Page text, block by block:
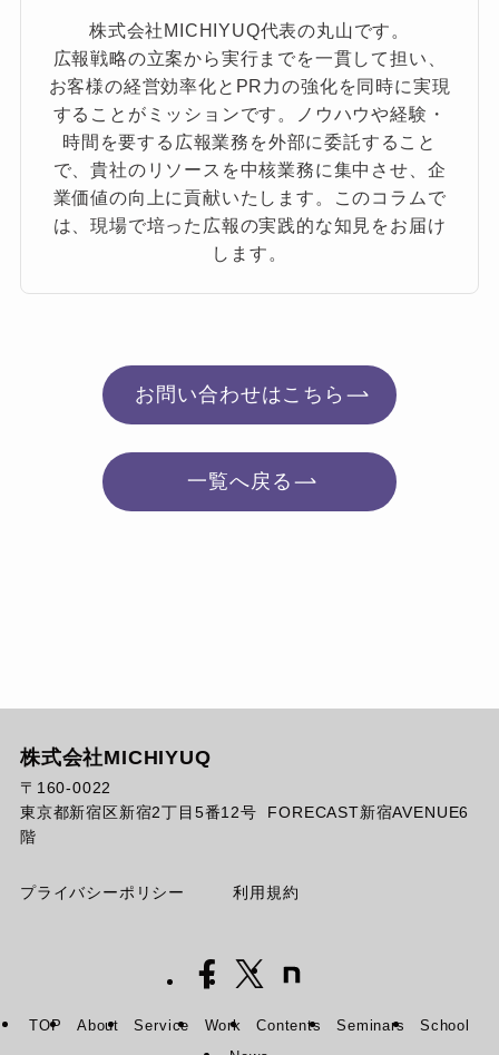
株式会社MICHIYUQ代表の丸山です。
広報戦略の立案から実行までを一貫して担い、
お客様の経営効率化とPR力の強化を同時に実現
することがミッションです。ノウハウや経験・
時間を要する広報業務を外部に委託すること
で、貴社のリソースを中核業務に集中させ、企
業価値の向上に貢献いたします。このコラムで
は、現場で培った広報の実践的な知見をお届け
します。
お問い合わせはこちら
一覧へ戻る
株式会社MICHIYUQ
〒160-0022
東京都新宿区新宿2丁目5番12号 FORECAST新宿AVENUE6
階
プライバシーポリシー 利用規約
TOP About Service Work Contents Seminars
School